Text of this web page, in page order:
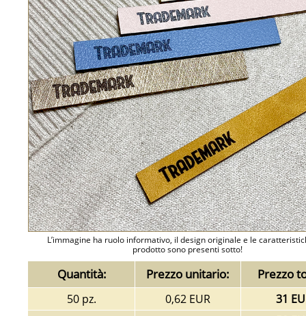
L’immagine ha ruolo informativo, il design originale e le
prodotto sono presenti sotto!
Quantità: Prezzo unitario: Prezzo
50 pz. 0,62 EUR
31